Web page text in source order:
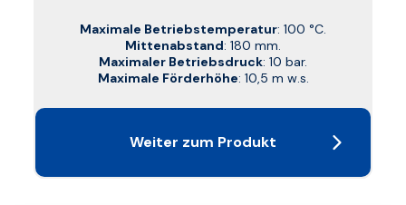
Maximale Betriebstemperatur: 100 °C.
Mittenabstand: 180 mm.
Maximaler Betriebsdruck: 10 bar.
Maximale Förderhöhe: 10,5 m w.s.
Weiter zum Produkt